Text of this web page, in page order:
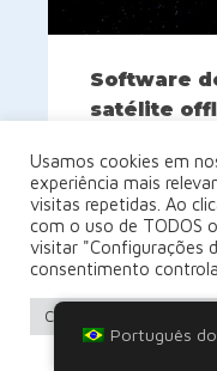
Software
satélite
5 de março de
Um catálogo
por satélite
uma ampla
(Software de
Usamos cookies em
experiência mais
visitas repetidas. Ao
com o uso de TODOS
visitar "Configurações
consentimento
Configurações de
Português